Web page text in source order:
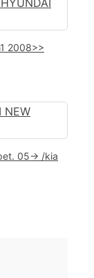
2008>>
05-> /kia